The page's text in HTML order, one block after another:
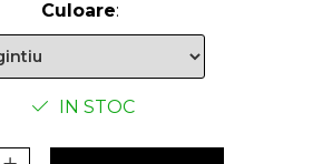
Culoare:
IN STOC